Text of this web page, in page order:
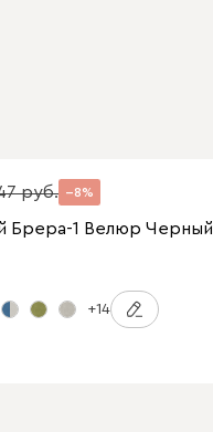
8
Брера-1 Велюр Черный
+14